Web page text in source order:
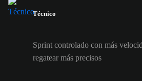
Técnico
Sprint controlado con más
regatear más precisos